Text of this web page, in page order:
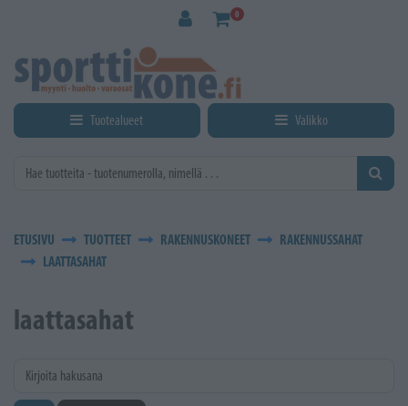
0
Tuotealueet Valikko
ETUSIVU TUOTTEET RAKENNUSKONEET
RAKENNUSSAHAT
LAATTASAHAT
laattasahat
Kirjoita hakusana